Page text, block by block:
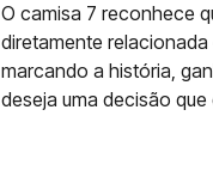
O camisa 7 reconhece
diretamente
marcando a história,
deseja uma decisão